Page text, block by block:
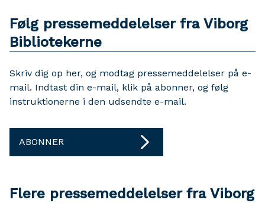
Følg pressemeddelelser fra Viborg
Bibliotekerne
Skriv dig op her, og modtag pressemeddelelser på e-
mail. Indtast din e-mail, klik på abonner, og følg
instruktionerne i den udsendte e-mail.
ABONNER
Flere pressemeddelelser fra Viborg